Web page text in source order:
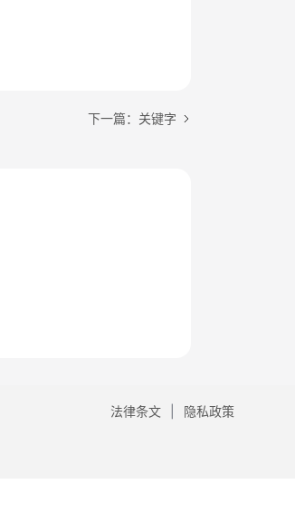
下一篇：关键字
法律条文 隐私政策